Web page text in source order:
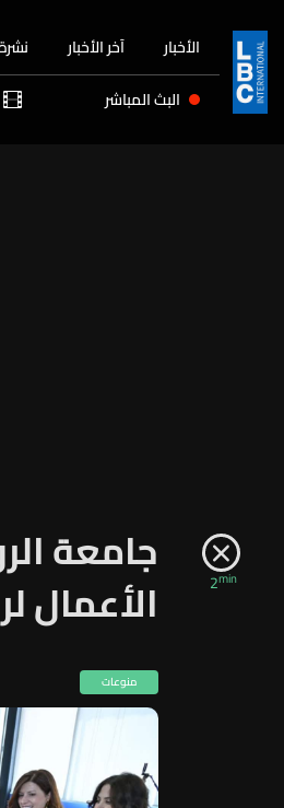
الأخبار آخر الأخبار
البث المباشر
2min جامعة
الأعمال
منوعات